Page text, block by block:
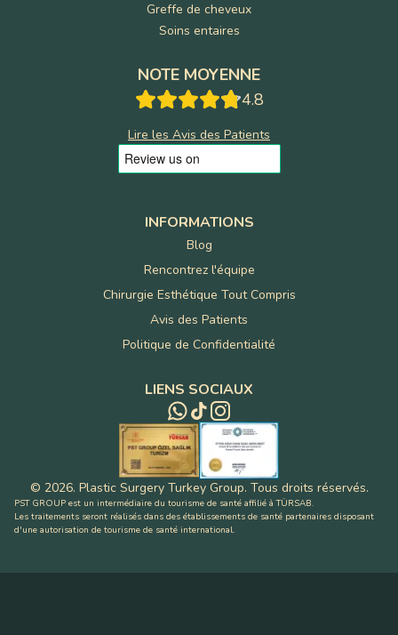
Greffe de cheveux
Soins entaires
NOTE MOYENNE
4.8
Lire les Avis des Patients
INFORMATIONS
Blog
Rencontrez l'équipe
Chirurgie Esthétique Tout Compris
Avis des Patients
Politique de Confidentialité
LIENS SOCIAUX
© 2026. Plastic Surgery Turkey Group. Tous droits réservés.
PST GROUP est un intermédiaire du tourisme de santé affilié à TÜRSAB.
Les traitements seront réalisés dans des établissements de santé partenaires disposant
d'une autorisation de tourisme de santé international.